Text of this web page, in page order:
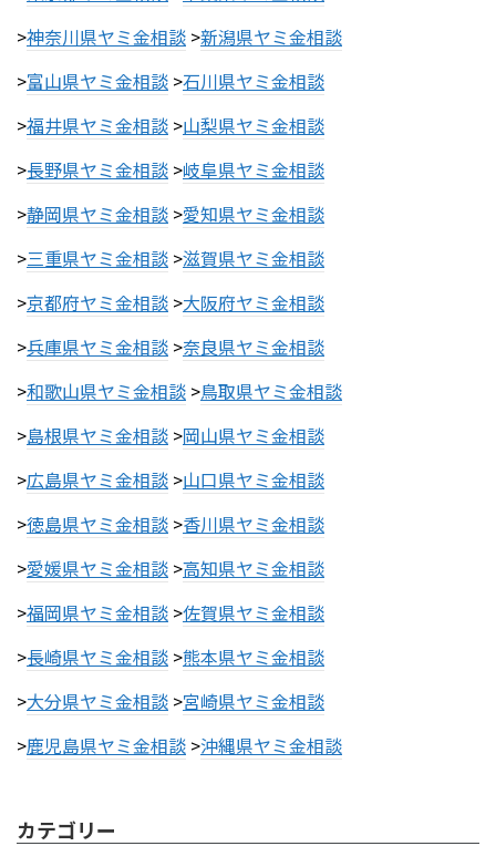
>神奈川県ヤミ金相談 >新潟県ヤミ金相談
>富山県ヤミ金相談 >石川県ヤミ金相談
>福井県ヤミ金相談 >山梨県ヤミ金相談
>長野県ヤミ金相談 >岐阜県ヤミ金相談
>静岡県ヤミ金相談 >愛知県ヤミ金相談
>三重県ヤミ金相談 >滋賀県ヤミ金相談
>京都府ヤミ金相談 >大阪府ヤミ金相談
>兵庫県ヤミ金相談 >奈良県ヤミ金相談
>和歌山県ヤミ金相談 >鳥取県ヤミ金相談
>島根県ヤミ金相談 >岡山県ヤミ金相談
>広島県ヤミ金相談 >山口県ヤミ金相談
>徳島県ヤミ金相談 >香川県ヤミ金相談
>愛媛県ヤミ金相談 >高知県ヤミ金相談
>福岡県ヤミ金相談 >佐賀県ヤミ金相談
>長崎県ヤミ金相談 >熊本県ヤミ金相談
>大分県ヤミ金相談 >宮崎県ヤミ金相談
>鹿児島県ヤミ金相談 >沖縄県ヤミ金相談
カテゴリー